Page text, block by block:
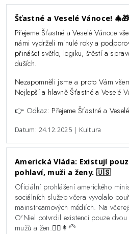
Šťastné a Veselé Vánoce! 🎄🎁
Přejeme Šťastné a Veselé Vánoce
námi vydrželi minulé roky a
přinášet světlo, logiku, štěstí a
duších.
Nezapomněli jsme a proto Vám
Nejlepší a hlavně Šťastné a Veselé
👉 Odkaz: Přejeme Šťastné a
Datum: 24.12.2025 | Kultura
Americká Vláda: Existují
pohlaví, muži a ženy. 🇺🇸
Oficiální prohlášení amerického
sociálních služeb včera vyvolalo
mainstreamových médiích. Na
O'Niel potvrdil existenci pouze
mužů a žen.👨‍⚕️👩‍🦳